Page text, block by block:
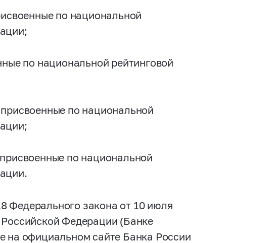
по национальной
по национальной рейтинговой
по национальной
по национальной
Федерального закона от 10 июля
Федерации (Банке
на официальном сайте Банка России